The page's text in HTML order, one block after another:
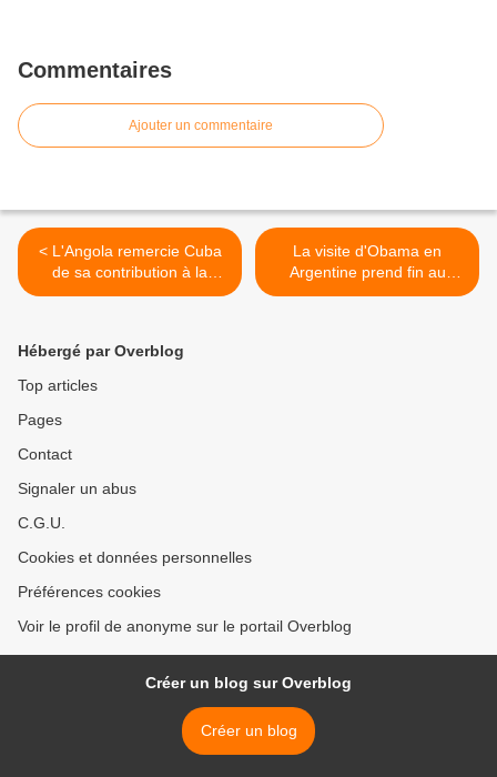
Commentaires
Ajouter un commentaire
< L'Angola remercie Cuba
de sa contribution à la
victoire sur les troupes sud-
La visite d'Obama en
Argentine prend fin au
milieu de manifestations
Hébergé par Overblog
Top articles
Pages
Contact
Signaler un abus
C.G.U.
Cookies et données personnelles
Préférences cookies
Voir le profil de anonyme sur le portail Overblog
Créer un blog sur Overblog
Créer un blog